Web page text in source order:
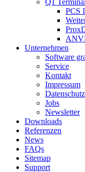
PCS
Unternehmen
Software
Service
Kontakt
Impressum
Datenschutz
Jobs
Newsletter
Downloads
Referenzen
News
FAQs
Sitemap
Support